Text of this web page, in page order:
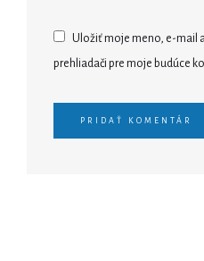
Uložiť moje meno, e-mail
prehliadači pre moje budúce